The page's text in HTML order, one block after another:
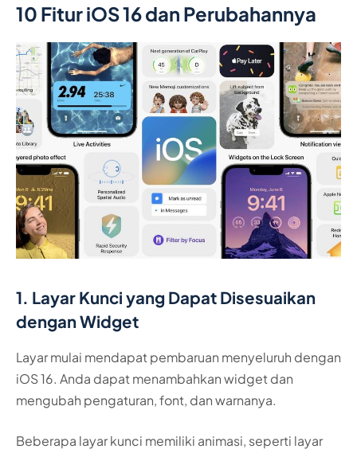
10 Fitur iOS 16 dan Perubahannya
1. Layar Kunci yang Dapat Disesuaikan
dengan Widget
Layar mulai mendapat pembaruan menyeluruh dengan
iOS 16. Anda dapat menambahkan widget dan
mengubah pengaturan, font, dan warnanya.
Beberapa layar kunci memiliki animasi, seperti layar